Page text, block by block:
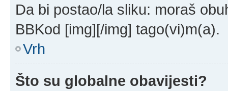
Da bi postao/la sliku: moraš
BBKod [img][/img] tago(vi)m(a).
Vrh
Što su globalne obavijesti?